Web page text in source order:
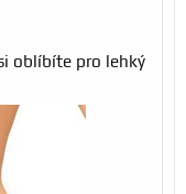
oblíbíte pro lehký